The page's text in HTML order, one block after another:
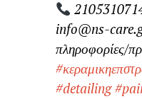
info@ns-
πληροφορίες/
#detailing